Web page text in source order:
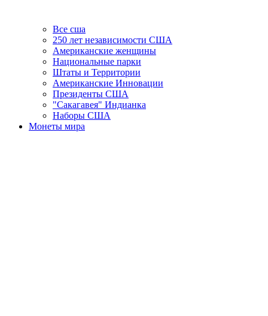
Все сша
250 лет независимости США
Американские женщины
Национальные парки
Штаты и Территории
Американские Инновации
Президенты США
"Сакагавея" Индианка
Наборы США
Монеты мира